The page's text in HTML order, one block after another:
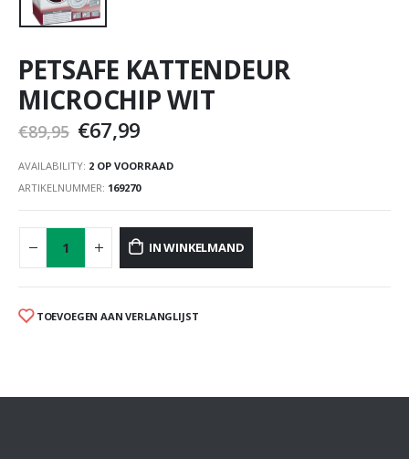
PETSAFE KATTENDEUR
MICROCHIP WIT
€89,95 €67,99
AVAILABILITY: 2 OP VOORRAAD
ARTIKELNUMMER: 169270
IN WINKELMAND
TOEVOEGEN AAN VERLANGLIJST